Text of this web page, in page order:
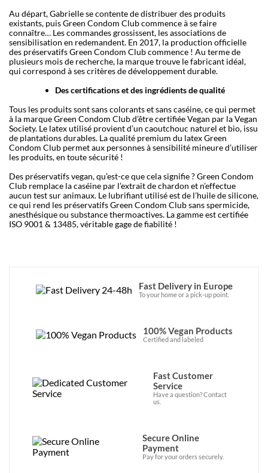
Au départ, Gabrielle se contente de distribuer des produits
existants, puis Green Condom Club commence à se faire
connaître… Les commandes grossissent, les associations de
sensibilisation en redemandent. En 2017, la production officielle
des préservatifs Green Condom Club commence ! Au terme de
plusieurs mois de recherche, la marque trouve le fabricant idéal,
qui correspond à ses critères de développement durable.
Des certifications et des ingrédients de qualité
Tous les produits sont sans colorants et sans caséine, ce qui permet
à la marque Green Condom Club d’être certifiée Vegan par la Vegan
Society. Le latex utilisé provient d’un caoutchouc naturel et bio, issu
de plantations durables. La qualité premium du latex Green
Condom Club permet aux personnes à sensibilité mineure d’utiliser
les produits, en toute sécurité !
Des préservatifs vegan, qu’est-ce que cela signifie ? Green Condom
Club remplace la caséine par l’extrait de chardon et n’effectue
aucun test sur animaux. Le lubrifiant utilisé est de l’huile de silicone,
ce qui rend les préservatifs Green Condom Club sans spermicide,
anesthésique ou substance thermoactives. La gamme est certifiée
ISO 9001 & 13485, véritable gage de fiabilité !
Fast Delivery in Europe
To your home or a pick-up point.
100% Vegan Products
Certified and labeled
Fast Customer
Service
Have a question? Contact
us.
Secure Online
Payment
Pay for your orders securely.